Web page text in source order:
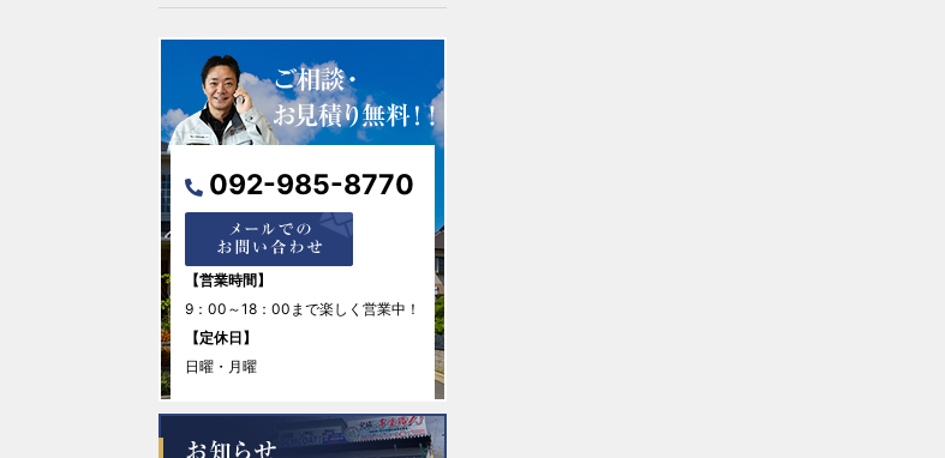
2026年3月
2026年2月
2025年12月
2025年11月
2025年10月
2025年7月
092-985-8770
【営業時間】
9：00～18：00まで楽しく営業中！
【定休日】
日曜・月曜